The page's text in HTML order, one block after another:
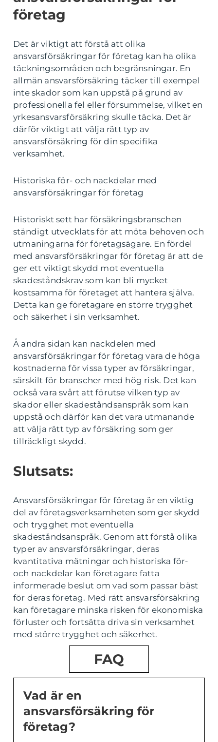
företag
Det är viktigt att förstå att olika
ansvarsförsäkringar för företag kan ha olika
täckningsområden och begränsningar. En
allmän ansvarsförsäkring täcker till exempel
inte skador som kan uppstå på grund av
professionella fel eller försummelse, vilket en
yrkesansvarsförsäkring skulle täcka. Det är
därför viktigt att välja rätt typ av
ansvarsförsäkring för din specifika
verksamhet.
Historiska för- och nackdelar med
ansvarsförsäkringar för företag
Historiskt sett har försäkringsbranschen
ständigt utvecklats för att möta behoven och
utmaningarna för företagsägare. En fördel
med ansvarsförsäkringar för företag är att de
ger ett viktigt skydd mot eventuella
skadeståndskrav som kan bli mycket
kostsamma för företaget att hantera själva.
Detta kan ge företagare en större trygghet
och säkerhet i sin verksamhet.
Å andra sidan kan nackdelen med
ansvarsförsäkringar för företag vara de höga
kostnaderna för vissa typer av försäkringar,
särskilt för branscher med hög risk. Det kan
också vara svårt att förutse vilken typ av
skador eller skadeståndsanspråk som kan
uppstå och därför kan det vara utmanande
att välja rätt typ av försäkring som ger
tillräckligt skydd.
Slutsats:
Ansvarsförsäkringar för företag är en viktig
del av företagsverksamheten som ger skydd
och trygghet mot eventuella
skadeståndsanspråk. Genom att förstå olika
typer av ansvarsförsäkringar, deras
kvantitativa mätningar och historiska för-
och nackdelar kan företagare fatta
informerade beslut om vad som passar bäst
för deras företag. Med rätt ansvarsförsäkring
kan företagare minska risken för ekonomiska
förluster och fortsätta driva sin verksamhet
med större trygghet och säkerhet.
FAQ
Vad är en
ansvarsförsäkring för
företag?